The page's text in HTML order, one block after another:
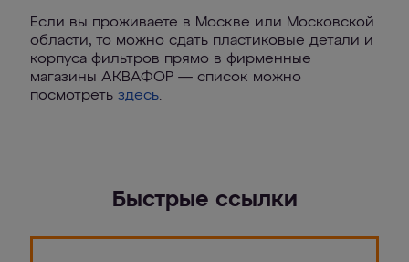
Если вы проживаете в Москве или Московской
области, то можно сдать пластиковые детали и
корпуса фильтров прямо в фирменные
магазины АКВАФОР — список можно
посмотреть здесь.
Быстрые ссылки